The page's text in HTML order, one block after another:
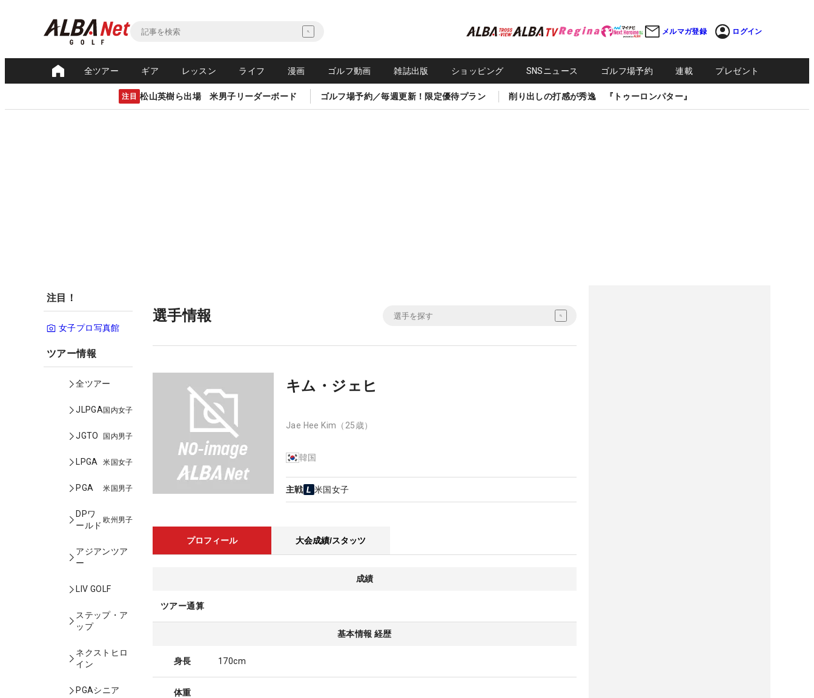
メルマガ登録 ログイン
全ツアー ギア レッスン ライフ 漫画 ゴルフ動画 雑誌出版 ショッピング SNSニュース ゴルフ場予約 連載 プレゼント
注目 松山英樹ら出場 米男子リーダーボード ゴルフ場予約／毎週更新！限定優待プラン 削り出しの打感が秀逸 『トゥーロンパター』
注目！
女子プロ写真館
ツアー情報
全ツアー
JLPGA国内女子
JGTO 国内男子
LPGA 米国女子
PGA 米国男子
DPワ
ールド
欧州男子
アジアンツア
ー
LIV GOLF
ステップ・ア
ップ
ネクストヒロ
イン
PGAシニア
選手情報
キム・ジェヒ
Jae Hee Kim （25歳）
韓国
主戦 米国女子
プロフィール 大会成績/スタッツ
成績
ツアー通算
基本情報 経歴
身長 170cm
体重